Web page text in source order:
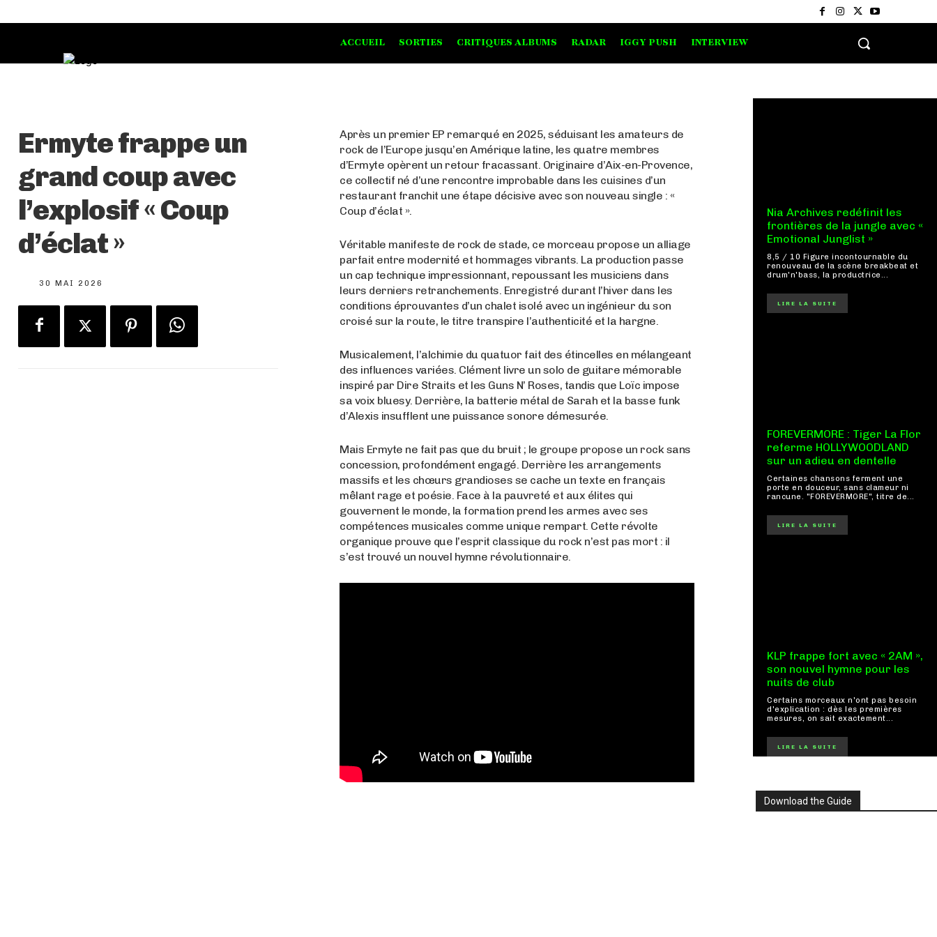
ACCUEIL SORTIES CRITIQUES ALBUMS RADAR IGGY PUSH INTERVIEW
Ermyte frappe un
grand coup avec
l’explosif « Coup
d’éclat »
30 MAI 2026
Après un premier EP remarqué en 2025, séduisant les amateurs de
rock de l’Europe jusqu’en Amérique latine, les quatre membres
d’Ermyte opèrent un retour fracassant. Originaire d’Aix-en-Provence,
ce collectif né d’une rencontre improbable dans les cuisines d’un
restaurant franchit une étape décisive avec son nouveau single : «
Coup d’éclat ».
Véritable manifeste de rock de stade, ce morceau propose un alliage
parfait entre modernité et hommages vibrants. La production passe
un cap technique impressionnant, repoussant les musiciens dans
leurs derniers retranchements. Enregistré durant l’hiver dans les
conditions éprouvantes d’un chalet isolé avec un ingénieur du son
croisé sur la route, le titre transpire l’authenticité et la hargne.
Musicalement, l’alchimie du quatuor fait des étincelles en mélangeant
des influences variées. Clément livre un solo de guitare mémorable
inspiré par Dire Straits et les Guns N’ Roses, tandis que Loïc impose
sa voix bluesy. Derrière, la batterie métal de Sarah et la basse funk
d’Alexis insufflent une puissance sonore démesurée.
Mais Ermyte ne fait pas que du bruit ; le groupe propose un rock sans
concession, profondément engagé. Derrière les arrangements
massifs et les chœurs grandioses se cache un texte en français
mêlant rage et poésie. Face à la pauvreté et aux élites qui
gouvernent le monde, la formation prend les armes avec ses
compétences musicales comme unique rempart. Cette révolte
organique prouve que l’esprit classique du rock n’est pas mort : il
s’est trouvé un nouvel hymne révolutionnaire.
Nia Archives redéfinit les
frontières de la jungle avec «
Emotional Junglist »
8,5 / 10 Figure incontournable du
renouveau de la scène breakbeat et
drum'n'bass, la productrice...
LIRE LA SUITE
FOREVERMORE : Tiger La Flor
referme HOLLYWOODLAND
sur un adieu en dentelle
Certaines chansons ferment une
porte en douceur, sans clameur ni
rancune. "FOREVERMORE", titre de...
LIRE LA SUITE
KLP frappe fort avec « 2AM »,
son nouvel hymne pour les
nuits de club
Certains morceaux n'ont pas besoin
d'explication : dès les premières
mesures, on sait exactement...
LIRE LA SUITE
Download the Guide